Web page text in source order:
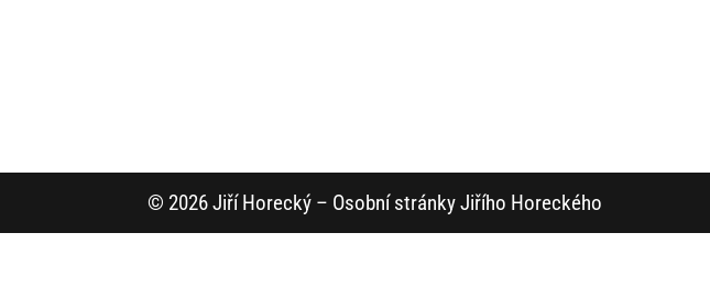
© 2026 Jiří Horecký – Osobní stránky Jiřího Horeckého